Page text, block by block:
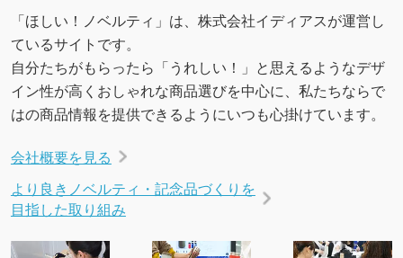
「ほしい！ノベルティ」は、株式会社イディアスが運営し
ているサイトです。
自分たちがもらったら「うれしい！」と思えるようなデザ
イン性が高くおしゃれな商品選びを中心に、私たちならで
はの商品情報を提供できるようにいつも心掛けています。
会社概要を見る
より良きノベルティ・記念品づくりを
目指した取り組み